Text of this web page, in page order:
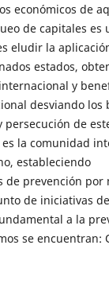
económicos de
de capitales
eludir la
estados,
y
desviando los
persecución de
es la comunidad
estableciendo
de prevención por
de iniciativas
a la
se encuentran: